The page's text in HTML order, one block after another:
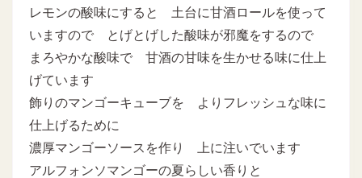
レモンの酸味にすると 土台に甘酒ロールを使って
いますので とげとげした酸味が邪魔をするので
まろやかな酸味で 甘酒の甘味を生かせる味に仕上
げています
飾りのマンゴーキューブを よりフレッシュな味に
仕上げるために
濃厚マンゴーソースを作り 上に注いでいます
アルフォンソマンゴーの夏らしい香りと